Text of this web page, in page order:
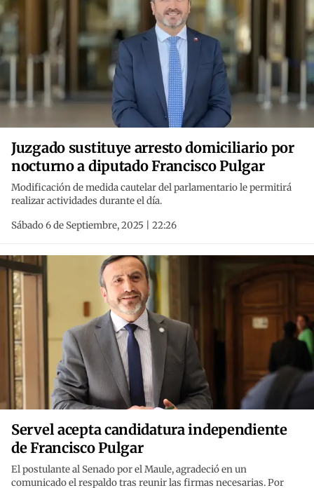
Juzgado sustituye arresto domiciliario por
nocturno a diputado Francisco Pulgar
Modificación de medida cautelar del parlamentario le permitirá
realizar actividades durante el día.
Sábado 6 de Septiembre, 2025 | 22:26
Servel acepta candidatura independiente
de Francisco Pulgar
El postulante al Senado por el Maule, agradeció en un
comunicado el respaldo tras reunir las firmas necesarias. Por